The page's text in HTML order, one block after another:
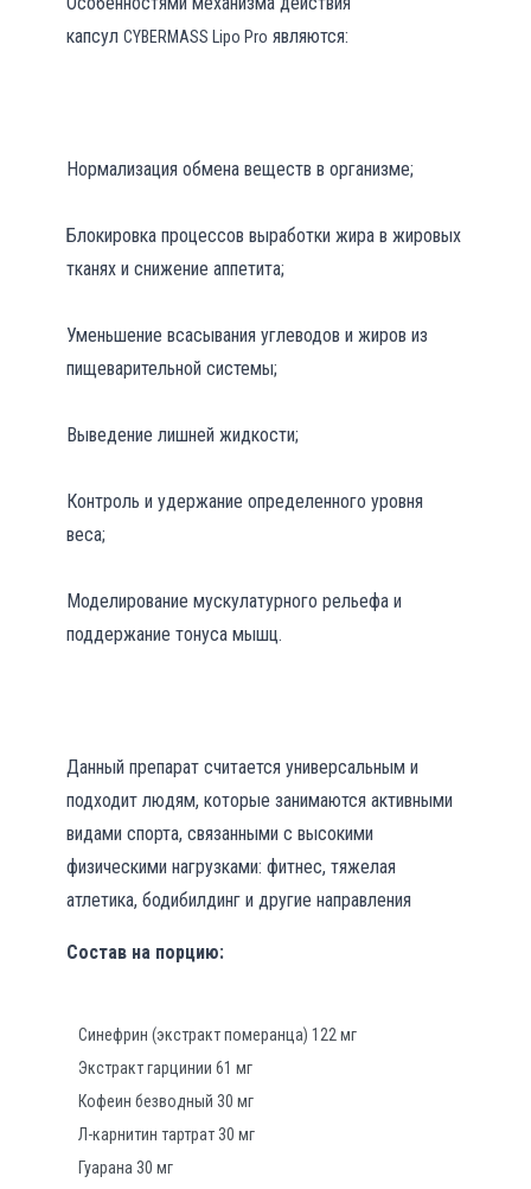
капсул CYBERMASS Lipo Pro являются:
Нормализация обмена веществ в организме;
Блокировка процессов выработки жира в жировых
тканях и снижение аппетита;
Уменьшение всасывания углеводов и жиров из
пищеварительной системы;
Выведение лишней жидкости;
Контроль и удержание определенного уровня
веса;
Моделирование мускулатурного рельефа и
поддержание тонуса мышц.
Данный препарат считается универсальным и
подходит людям, которые занимаются активными
видами спорта, связанными с высокими
физическими нагрузками: фитнес, тяжелая
атлетика, бодибилдинг и другие направления
Состав на порцию:
Синефрин (экстракт померанца) 122 мг
Экстракт гарцинии 61 мг
Кофеин безводный 30 мг
Л-карнитин тартрат 30 мг
Гуарана 30 мг